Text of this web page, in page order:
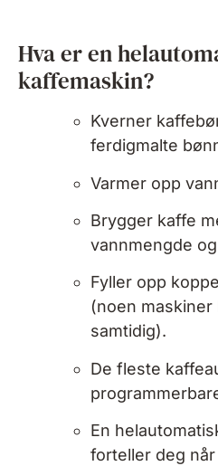
Hva er en
kaffemaskin?
Kverner
ferdigmalte
Varmer opp
Brygger kaffe
vannmengde
Fyller opp
(noen
samtidig).
De fleste
En
forteller deg